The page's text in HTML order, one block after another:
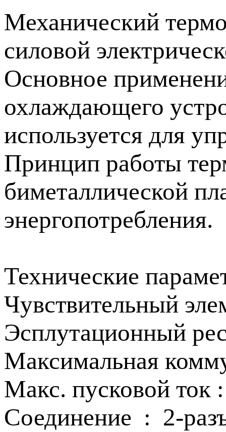
Механический
силовой
Основное
охлаждающего
используется для
Принцип работы
биметаллической
энергопотребления.
Технические
Чувствительный
Эсплутационный
Максимальная
Макс. пусковой ток
Соединение : 2-